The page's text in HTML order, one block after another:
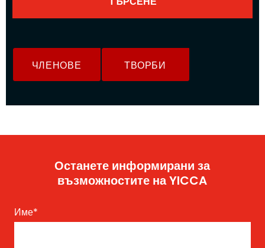
ЧЛЕНОВЕ ТВОРБИ
Останете информирани за
възможностите на YICCA
Име*